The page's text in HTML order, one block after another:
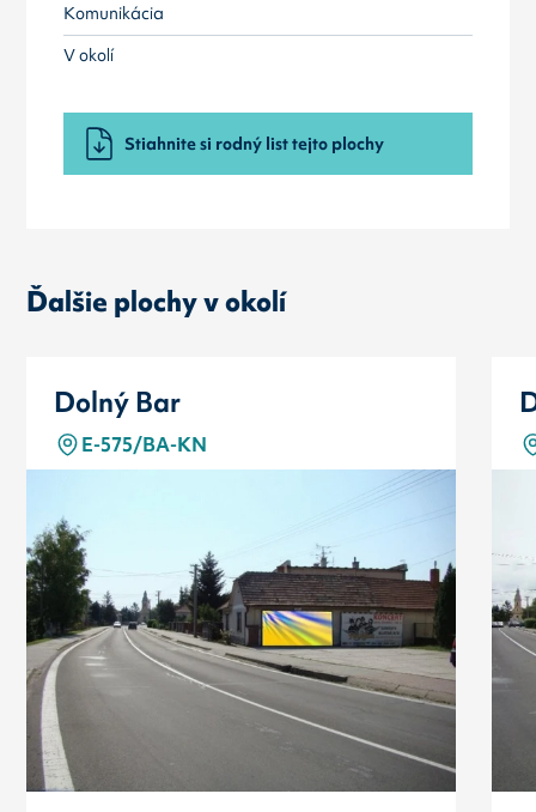
Komunikácia
V okolí
Stiahnite si rodný list tejto plochy
Ďalšie plochy v okolí
Dolný Bar
E-575/BA-KN